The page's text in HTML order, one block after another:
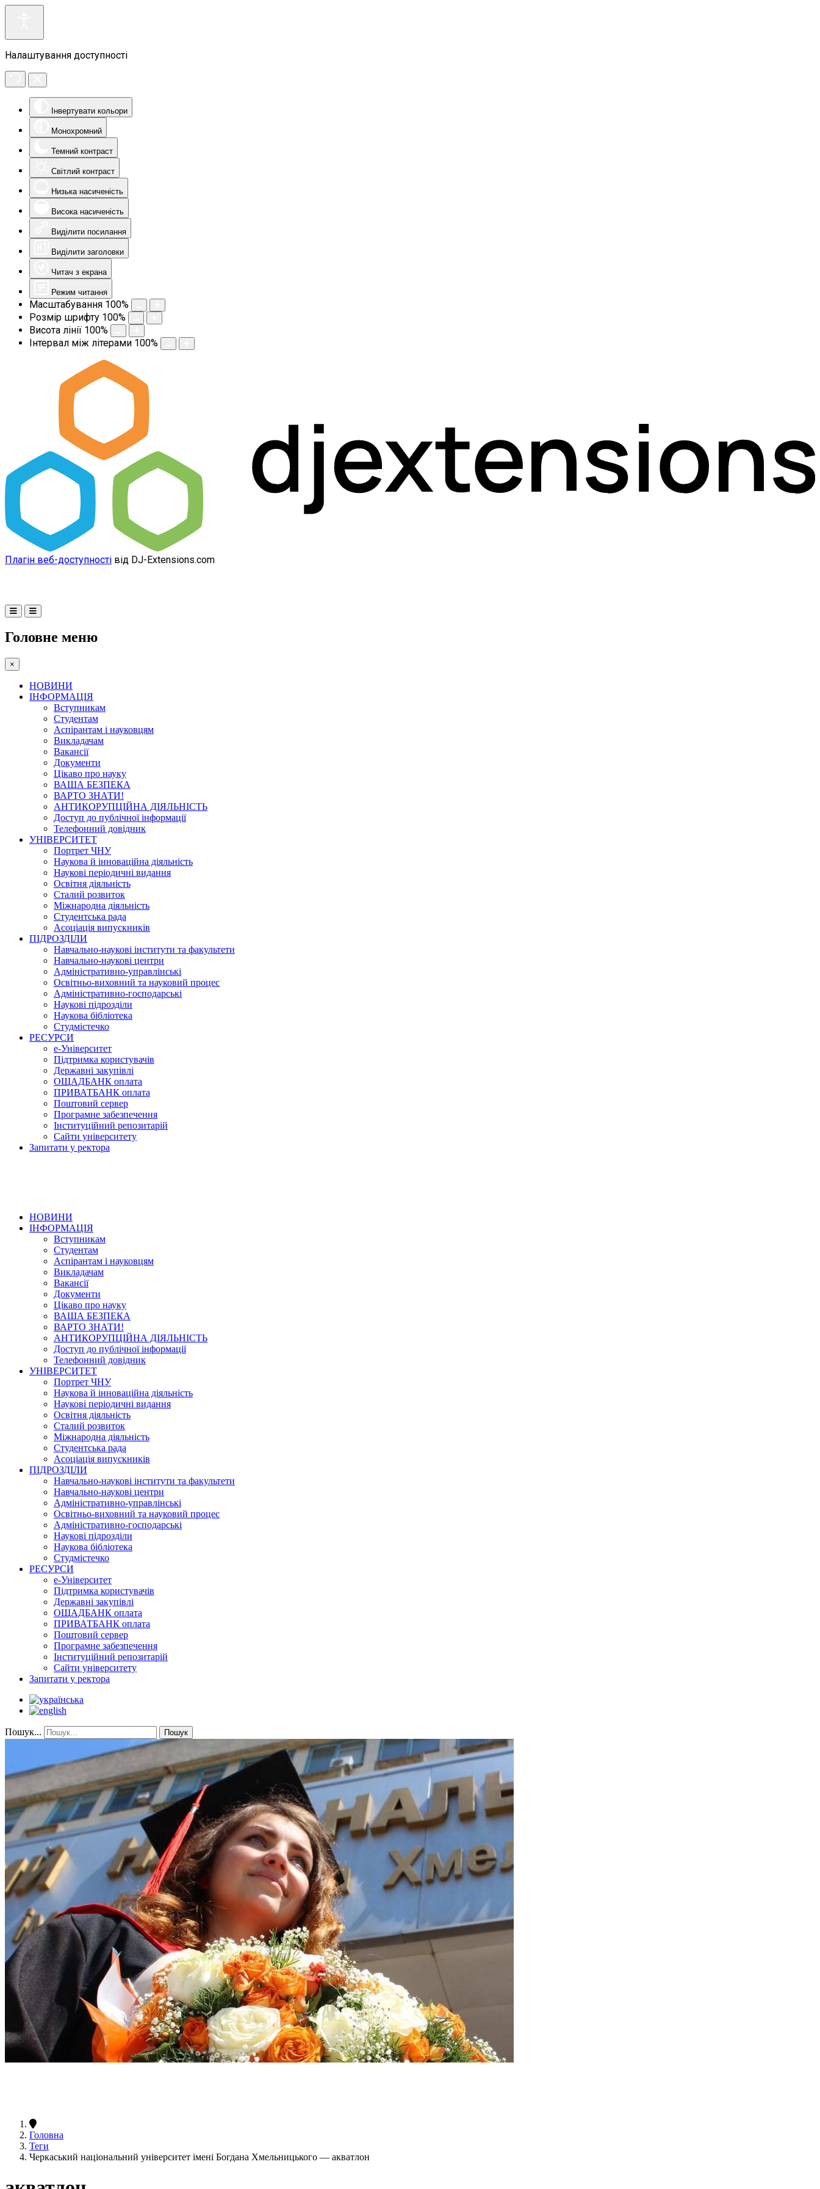
Налаштування доступності
Інвертувати кольори
Монохромний
Темний контраст
Світлий контраст
Низька насиченість
Висока насиченість
Виділити посилання
Виділити заголовки
Читач з екрана
Режим читання
Масштабування 100%
Розмір шрифту 100%
Висота лінії 100%
Інтервал між літерами 100%
Плагін веб-доступності від DJ-Extensions.com
Головне меню
×
НОВИНИ
ІНФОРМАЦІЯ
Вступникам
Студентам
Аспірантам і науковцям
Викладачам
Вакансії
Документи
Цікаво про науку
ВАША БЕЗПЕКА
ВАРТО ЗНАТИ!
АНТИКОРУПЦІЙНА ДІЯЛЬНІСТЬ
Доступ до публічної інформації
Телефонний довідник
УНІВЕРСИТЕТ
Портрет ЧНУ
Наукова й інноваційна діяльність
Наукові періодичні видання
Освітня діяльність
Сталий розвиток
Міжнародна діяльність
Студентська рада
Асоціація випускників
ПІДРОЗДІЛИ
Навчально-наукові інститути та факультети
Навчально-наукові центри
Адміністративно-управлінські
Освітньо-виховний та науковий процес
Адміністративно-господарські
Наукові підрозділи
Наукова бібліотека
Студмістечко
РЕСУРСИ
е-Університет
Підтримка користувачів
Державні закупівлі
ОЩАДБАНК оплата
ПРИВАТБАНК оплата
Поштовий сервер
Програмне забезпечення
Інституційний репозитарій
Сайти університету
Запитати у ректора
НОВИНИ
ІНФОРМАЦІЯ
Вступникам
Студентам
Аспірантам і науковцям
Викладачам
Вакансії
Документи
Цікаво про науку
ВАША БЕЗПЕКА
ВАРТО ЗНАТИ!
АНТИКОРУПЦІЙНА ДІЯЛЬНІСТЬ
Доступ до публічної інформації
Телефонний довідник
УНІВЕРСИТЕТ
Портрет ЧНУ
Наукова й інноваційна діяльність
Наукові періодичні видання
Освітня діяльність
Сталий розвиток
Міжнародна діяльність
Студентська рада
Асоціація випускників
ПІДРОЗДІЛИ
Навчально-наукові інститути та факультети
Навчально-наукові центри
Адміністративно-управлінські
Освітньо-виховний та науковий процес
Адміністративно-господарські
Наукові підрозділи
Наукова бібліотека
Студмістечко
РЕСУРСИ
е-Університет
Підтримка користувачів
Державні закупівлі
ОЩАДБАНК оплата
ПРИВАТБАНК оплата
Поштовий сервер
Програмне забезпечення
Інституційний репозитарій
Сайти університету
Запитати у ректора
Пошук... Пошук
Головна
Теги
Черкаський національний університет імені Богдана Хмельницького — акватлон